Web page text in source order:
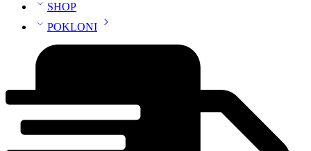
SHOP
POKLONI